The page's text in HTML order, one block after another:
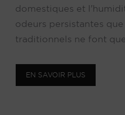
domestiques et
odeurs persistantes
traditionnels ne font que
EN SAVOIR PLUS